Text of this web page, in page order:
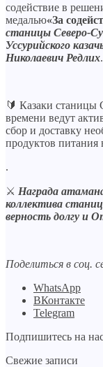
содействие в
медалью«За
станицы Северо-
Уссурийского
Николаевич Редлих.
🔰 Казаки станицы
времени ведут
сбор и доставку
продуктов
.
⚔️ Награда
коллектива
верность долгу и
Поделиться в соц.
WhatsApp
ВКонтакте
Telegram
Подпишитесь на
Свежие записи